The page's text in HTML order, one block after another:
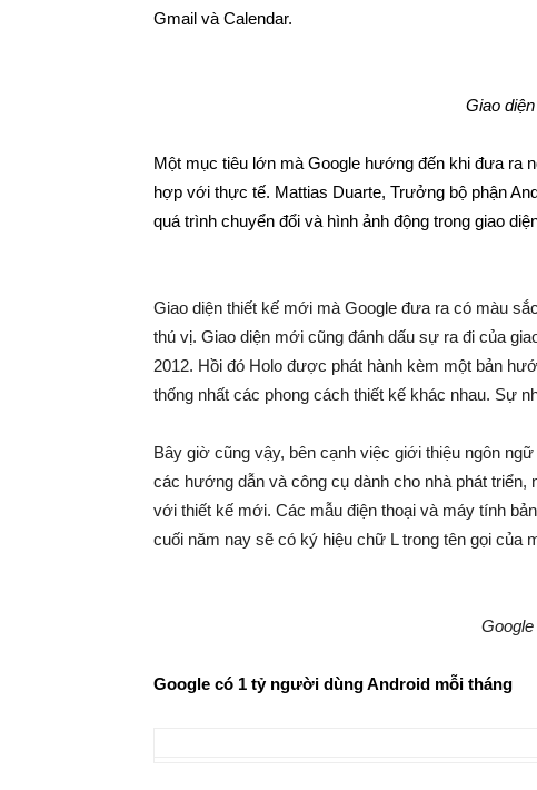
Gmail và Calendar.
Giao
Một mục tiêu lớn mà Google hướng đến khi đưa ra
hợp với thực tế. Mattias Duarte, Trưởng bộ phận
quá trình chuyển đổi và hình ảnh động trong giao
Giao diện thiết kế mới mà Google đưa ra có màu
thú vị. Giao diện mới cũng đánh dấu sự ra đi của
2012. Hồi đó Holo được phát hành kèm một bản
thống nhất các phong cách thiết kế khác nhau. Sự
Bây giờ cũng vậy, bên cạnh việc giới thiệu ngôn
các hướng dẫn và công cụ dành cho nhà phát triển,
với thiết kế mới. Các mẫu điện thoại và máy tính
cuối năm nay sẽ có ký hiệu chữ L trong tên gọi của
Google có 1 tỷ người dùng Android mỗi tháng